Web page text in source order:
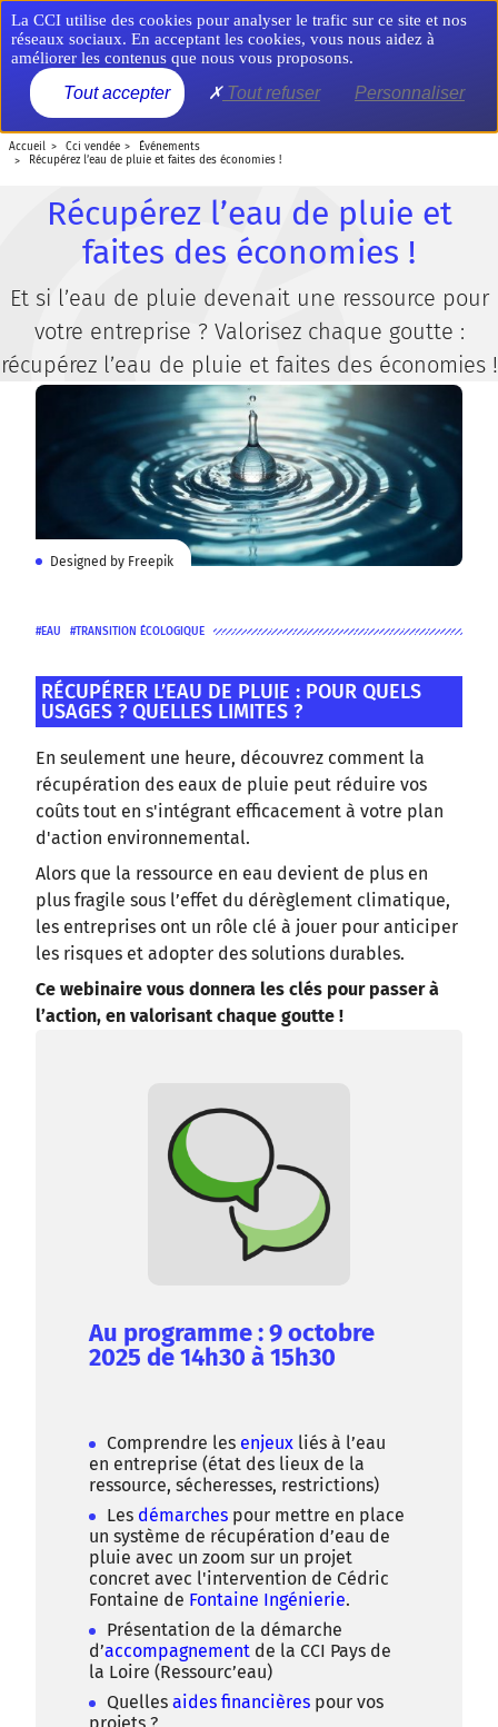
Aller
au
contenu
principal
MENU
accueil cci vendée
événements
récupérez l’eau de pluie et faites des économies !
Récupérez l’eau de pluie et
faites des économies !
Et si l’eau de pluie devenait une ressource pour
votre entreprise ? Valorisez chaque goutte :
récupérez l’eau de pluie et faites des économies !
Designed by Freepik
EAU TRANSITION ÉCOLOGIQUE
RÉCUPÉRER L’EAU DE PLUIE : POUR QUELS
USAGES ? QUELLES LIMITES ?
En seulement une heure, découvrez comment la
récupération des eaux de pluie peut réduire vos
coûts tout en s'intégrant efficacement à votre plan
d'action environnemental.
Alors que la ressource en eau devient de plus en
plus fragile sous l’effet du dérèglement climatique,
les entreprises ont un rôle clé à jouer pour anticiper
les risques et adopter des solutions durables.
Ce webinaire vous donnera les clés pour passer à
l’action, en valorisant chaque goutte !
Au programme : 9 octobre
2025 de 14h30 à 15h30
Comprendre les enjeux liés à l’eau
en entreprise (état des lieux de la
ressource, sécheresses, restrictions)
Les démarches pour mettre en place
un système de récupération d’eau de
pluie avec un zoom sur un projet
concret avec l'intervention de Cédric
Fontaine de Fontaine Ingénierie.
Présentation de la démarche
d’accompagnement de la CCI Pays de
la Loire (Ressourc’eau)
Quelles aides financières pour vos
Panneau de gestion des cookies
La CCI utilise des cookies pour analyser le trafic sur ce site et nos
réseaux sociaux. En acceptant les cookies, vous nous aidez à
améliorer les contenus que nous vous proposons.
Tout accepter Tout refuser Personnaliser